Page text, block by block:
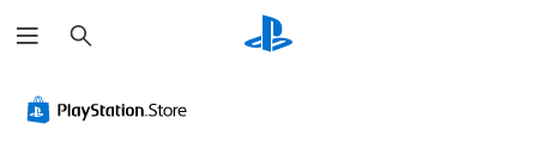
y
s
k
a